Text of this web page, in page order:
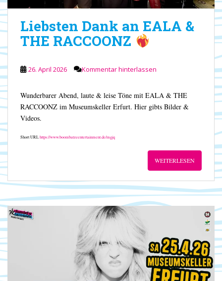
Liebsten Dank an EALA &
THE RACCOONZ
26. April 2026 Kommentar hinterlassen
Wunderbarer Abend, laute & leise Töne mit EALA & THE
RACCOONZ im Museumskeller Erfurt. Hier gibts Bilder &
Videos.
Short URLhttps://www.boombatzeentertainment.de/mgjq
WEITERLESEN